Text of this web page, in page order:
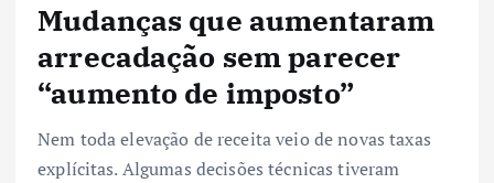
Mudanças que aumentaram
arrecadação sem parecer
“aumento de imposto”
Nem toda elevação de receita veio de novas taxas
explícitas. Algumas decisões técnicas tiveram